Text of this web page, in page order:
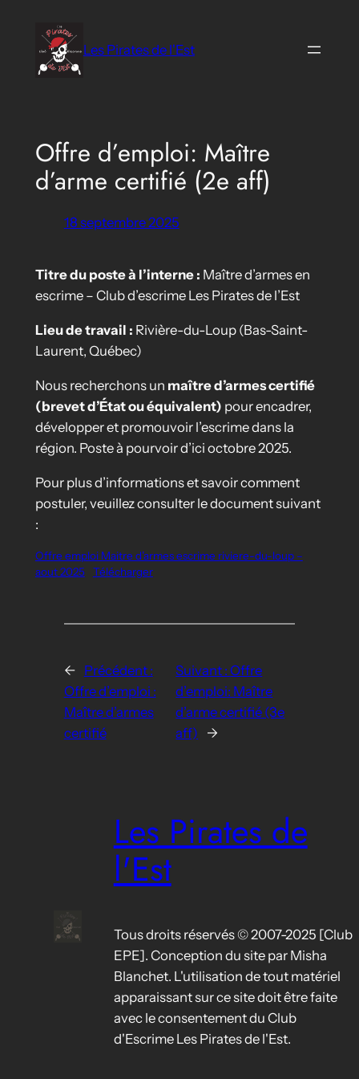
contenu
Les Pirates de l'Est
Offre d’emploi: Maître
d’arme certifié (2e aff)
18 septembre 2025
Titre du poste à l’interne : Maître d’armes en
escrime – Club d’escrime Les Pirates de l’Est
Lieu de travail : Rivière-du-Loup (Bas-Saint-
Laurent, Québec)
Nous recherchons un maître d’armes certifié
(brevet d’État ou équivalent) pour encadrer,
développer et promouvoir l’escrime dans la
région. Poste à pourvoir d’ici octobre 2025.
Pour plus d’informations et savoir comment
postuler, veuillez consulter le document suivant
:
Offre emploi Maitre d’armes escrime riviere-du-loup –
aout 2025
Télécharger
←
Précédent :
Offre d’emploi :
Maître d’armes
certifié
Suivant : Offre
d’emploi: Maître
d’arme certifié (3e
aff)
→
Les Pirates de
l'Est
Tous droits réservés © 2007-2025 [Club
EPE]. Conception du site par Misha
Blanchet. L'utilisation de tout matériel
apparaissant sur ce site doit être faite
avec le consentement du Club
d'Escrime Les Pirates de l'Est.